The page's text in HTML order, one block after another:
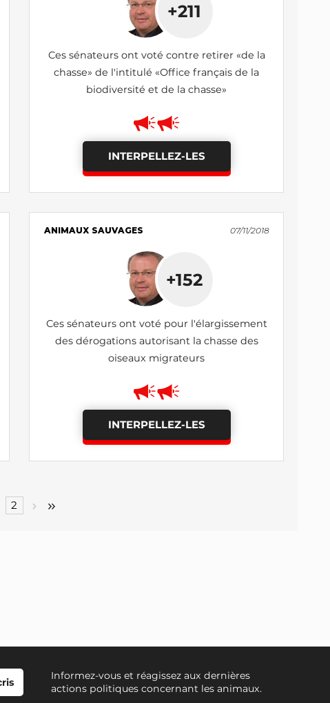
+211
Ces sénateurs ont voté contre retirer «de la
chasse» de l'intitulé «Office français de la
biodiversité et de la chasse»
INTERPELLEZ-LES
ANIMAUX SAUVAGES 07/11/2018
+152
Ces sénateurs ont voté pour l'élargissement
des dérogations autorisant la chasse des
oiseaux migrateurs
INTERPELLEZ-LES
2
Informez-vous et réagissez aux dernières
actions politiques concernant les animaux.